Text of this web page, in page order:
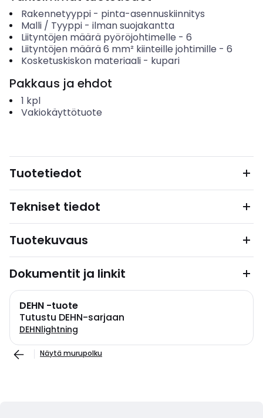
Rakennetyyppi- pinta-asennuskiinnitys
Malli / Tyyppi- ilman suojakantta
Liityntöjen määrä pyöröjohtimelle - 6
Liityntöjen määrä 6 mm² kiinteille johtimille - 6
Kosketuskiskon materiaali- kupari
Pakkaus ja ehdot
1 kpl
Vakiokäyttötuote
Tuotetiedot
Tekniset tiedot
Tuotekuvaus
Dokumentit ja linkit
DEHN -tuote
Tutustu DEHN-sarjaan
DEHNlightning
Näytä murupolku